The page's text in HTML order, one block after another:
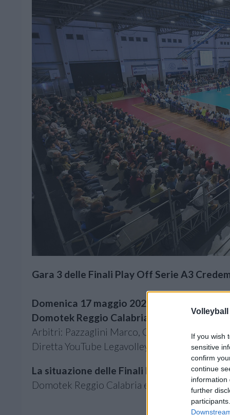
Volleyball
If you wish
sensitive
confirm
continue
information
further
Gara 3 delle Finali Play Off Serie A3
Domenica 17 maggio 2026, ore 19.00
Domotek Reggio Calabria - Belluno Volley
Arbitri: Pazzaglini Marco, Gasparro Mariano
Diretta YouTube Legavolley
La situazione delle Finali Play Off Serie A3
Domotek Reggio Calabria e Belluno Volley